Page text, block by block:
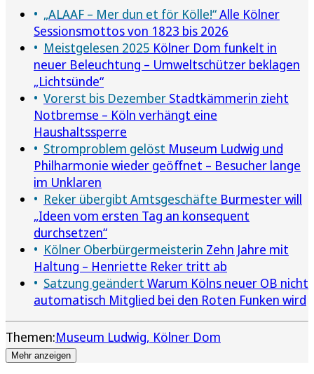
„ALAAF – Mer dun et för Kölle!“Alle Kölner
Sessionsmottos von 1823 bis 2026
Meistgelesen 2025 Kölner Dom funkelt in
neuer Beleuchtung – Umweltschützer beklagen
„Lichtsünde“
Vorerst bis Dezember Stadtkämmerin zieht
Notbremse – Köln verhängt eine
Haushaltssperre
Stromproblem gelöst Museum Ludwig und
Philharmonie wieder geöffnet – Besucher lange
im Unklaren
Reker übergibt Amtsgeschäfte Burmester will
„Ideen vom ersten Tag an konsequent
durchsetzen“
Kölner Oberbürgermeisterin Zehn Jahre mit
Haltung – Henriette Reker tritt ab
Satzung geändert Warum Kölns neuer OB nicht
automatisch Mitglied bei den Roten Funken wird
Themen:Museum Ludwig Kölner Dom
Mehr anzeigen